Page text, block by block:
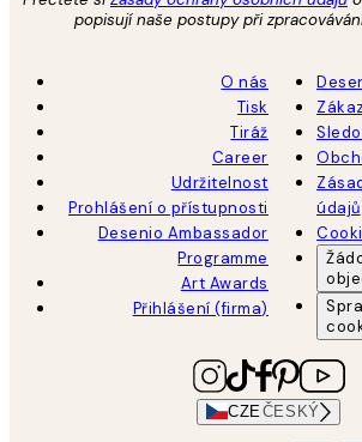
popisují naše postupy při
O nás
Tisk
Tiráž
Career
Udržitelnost
Prohlášení o přístupnosti
Desenio Ambassador
Programme
Art Awards
Přihlášení (firma)
údajů
CZEČESKÝ